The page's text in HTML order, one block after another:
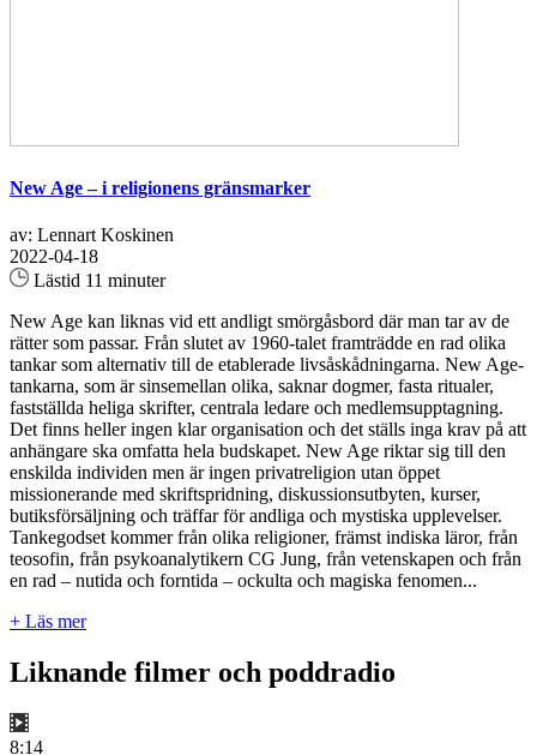
New Age – i religionens gränsmarker
av: Lennart Koskinen
2022-04-18
Lästid 11 minuter
New Age kan liknas vid ett andligt smörgåsbord där man tar av de
rätter som passar. Från slutet av 1960-talet framträdde en rad olika
tankar som alternativ till de etablerade livsåskådningarna. New Age-
tankarna, som är sinsemellan olika, saknar dogmer, fasta ritualer,
fastställda heliga skrifter, centrala ledare och medlemsupptagning.
Det finns heller ingen klar organisation och det ställs inga krav på att
anhängare ska omfatta hela budskapet. New Age riktar sig till den
enskilda individen men är ingen privatreligion utan öppet
missionerande med skriftspridning, diskussionsutbyten, kurser,
butiksförsäljning och träffar för andliga och mystiska upplevelser.
Tankegodset kommer från olika religioner, främst indiska läror, från
teosofin, från psykoanalytikern CG Jung, från vetenskapen och från
en rad – nutida och forntida – ockulta och magiska fenomen...
+ Läs mer
Liknande filmer och poddradio
8:14